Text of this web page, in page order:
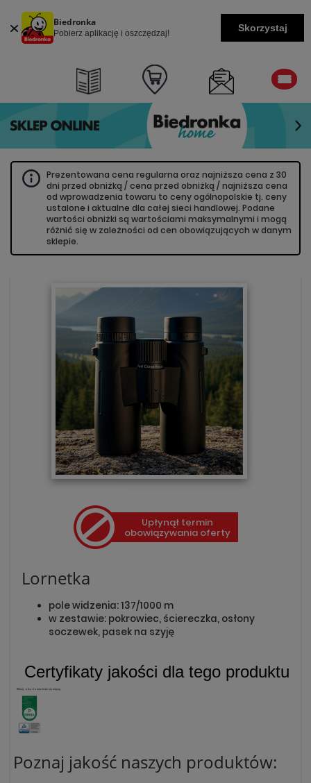
Biedronka
Pobierz aplikację i oszczędzaj! Skorzystaj
Prezentowana cena regularna oraz najniższa cena z 30
dni przed obniżką / cena przed obniżką / najniższa cena
od wprowadzenia towaru to ceny ogólnopolskie tj. ceny
ustalone i aktualne dla całej sieci handlowej. Podane
wartości obniżki są wartościami maksymalnymi i mogą
różnić się w zależności od cen obowiązujących w danym
sklepie.
Upłynął termin
obowiązywania oferty
Lornetka
pole widzenia: 137/1000 m
w zestawie: pokrowiec, ściereczka, osłony
soczewek, pasek na szyję
Certyfikaty jakości dla tego produktu
Kliknij, aby dowiedzieć się więcej
Poznaj jakość naszych produktów: